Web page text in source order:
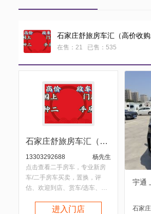
在售：21 已售：535
石家庄舒旅房车汇（高价收购二手房车）
13303292688
杨先生
点击查看二手房车，专业新房
车/二手房车买卖，置换，评
估、欢迎到店、赏车/选车、店
诺；在店房车保证无事故，无
进入门店
宇通
石家庄